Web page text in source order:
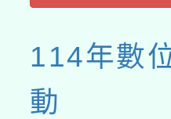
114年數
動